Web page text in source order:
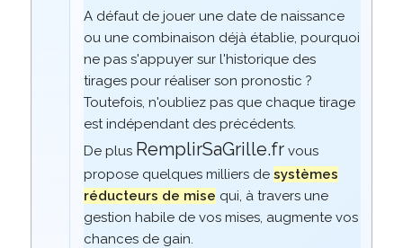
A défaut de jouer une date de naissance
ou une combinaison déjà établie, pourquoi
ne pas s'appuyer sur l'historique des
tirages pour réaliser son pronostic ?
Toutefois, n'oubliez pas que chaque tirage
est indépendant des précédents.
De plus RemplirSaGrille.frvous
propose quelques milliers de systèmes
réducteurs de mise qui, à travers une
gestion habile de vos mises, augmente vos
chances de gain.